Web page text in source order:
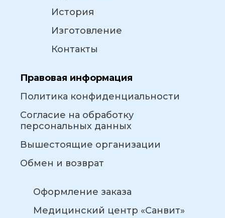
История
Изготовление
Контакты
Правовая информация
Политика конфиденциальности
Согласие на обработку
персональных данных
Вышестоящие организации
Обмен и возврат
Оформление заказа
Медицинский центр «Санвит»